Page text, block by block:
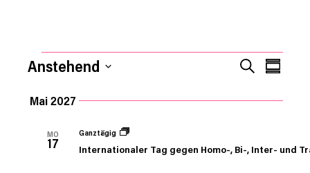
VERANSTALTUNGEN
Suche
SUCHE
Anstehend
auswählen.
Mai 2027
MO
17
Ganztägig
Internationaler Tag gegen Homo-, Bi-, Inter- und